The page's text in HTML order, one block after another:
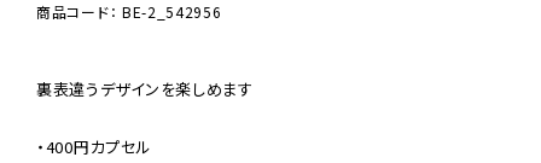
商品コード： BE-2_542956
裏表違うデザインを楽しめます
・400円カプセル